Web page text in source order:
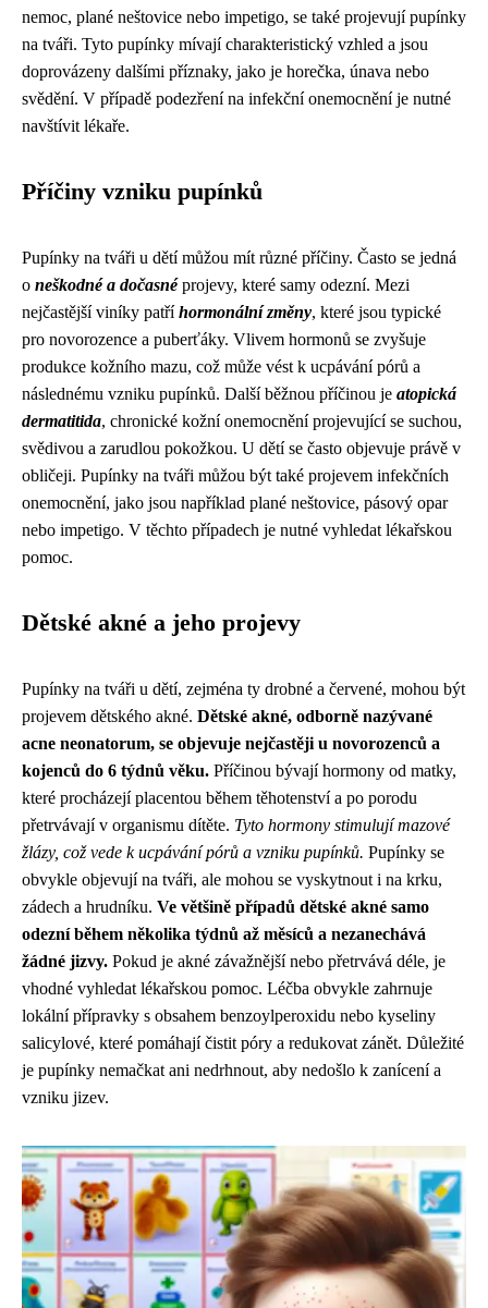
nemoc, plané neštovice nebo impetigo, se také projevují pupínky
na tváři. Tyto pupínky mívají charakteristický vzhled a jsou
doprovázeny dalšími příznaky, jako je horečka, únava nebo
svědění. V případě podezření na infekční onemocnění je nutné
navštívit lékaře.
Příčiny vzniku pupínků
Pupínky na tváři u dětí můžou mít různé příčiny. Často se jedná
o neškodné a dočasnéprojevy, které samy odezní. Mezi
nejčastější viníky patříhormonální změny, které jsou typické
pro novorozence a puberťáky. Vlivem hormonů se zvyšuje
produkce kožního mazu, což může vést k ucpávání pórů a
následnému vzniku pupínků. Další běžnou příčinou je atopická
dermatitida, chronické kožní onemocnění projevující se suchou,
svědivou a zarudlou pokožkou. U dětí se často objevuje právě v
obličeji. Pupínky na tváři můžou být také projevem infekčních
onemocnění, jako jsou například plané neštovice, pásový opar
nebo impetigo. V těchto případech je nutné vyhledat lékařskou
pomoc.
Dětské akné a jeho projevy
Pupínky na tváři u dětí, zejména ty drobné a červené, mohou být
projevem dětského akné. Dětské akné, odborně nazývané
acne neonatorum, se objevuje nejčastěji u novorozenců a
kojenců do 6 týdnů věku. Příčinou bývají hormony od matky,
které procházejí placentou během těhotenství a po porodu
přetrvávají v organismu dítěte. Tyto hormony stimulují mazové
žlázy, což vede k ucpávání pórů a vzniku pupínků. Pupínky se
obvykle objevují na tváři, ale mohou se vyskytnout i na krku,
zádech a hrudníku. Ve většině případů dětské akné samo
odezní během několika týdnů až měsíců a nezanechává
žádné jizvy. Pokud je akné závažnější nebo přetrvává déle, je
vhodné vyhledat lékařskou pomoc. Léčba obvykle zahrnuje
lokální přípravky s obsahem benzoylperoxidu nebo kyseliny
salicylové, které pomáhají čistit póry a redukovat zánět. Důležité
je pupínky nemačkat ani nedrhnout, aby nedošlo k zanícení a
vzniku jizev.